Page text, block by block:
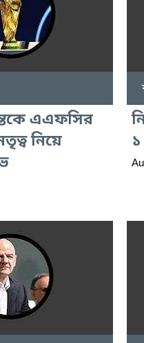
এএফসির
নিয়ে